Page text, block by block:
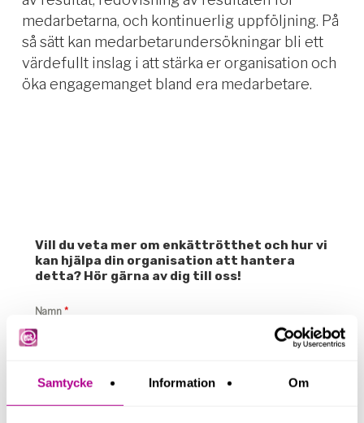
Samtycke Information Om
medarbetarna, och kontinuerlig uppföljning. På
så sätt kan medarbetarundersökningar bli ett
värdefullt inslag i att stärka er organisation och
öka engagemanget bland era medarbetare.
Vill du veta mer om enkättrötthet och hur vi
kan hjälpa din organisation att hantera
detta? Hör gärna av dig till oss!
Namn *
E-post